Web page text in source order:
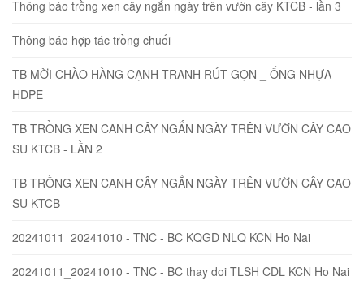
Thông báo trồng xen cây ngắn ngày trên vườn cây KTCB - lần 3
Thông báo hợp tác trồng chuối
TB MỜI CHÀO HÀNG CẠNH TRANH RÚT GỌN _ ỐNG NHỰA
HDPE
TB TRỒNG XEN CANH CÂY NGẮN NGÀY TRÊN VƯỜN CÂY CAO
SU KTCB - LẦN 2
TB TRỒNG XEN CANH CÂY NGẮN NGÀY TRÊN VƯỜN CÂY CAO
SU KTCB
20241011_20241010 - TNC - BC KQGD NLQ KCN Ho Nai
20241011_20241010 - TNC - BC thay doi TLSH CDL KCN Ho Nai